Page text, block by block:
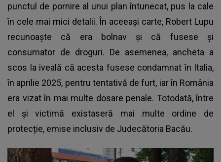
punctul de pornire al unui plan întunecat, pus la cale
în cele mai mici detalii. În aceeași carte, Robert Lupu
recunoaște că era bolnav și că fusese și
consumator de droguri. De asemenea, ancheta a
scos la iveală că acesta fusese condamnat în Italia,
în aprilie 2025, pentru tentativă de furt, iar în România
era vizat în mai multe dosare penale. Totodată, între
el și victimă existaseră mai multe ordine de
protecție, emise inclusiv de Judecătoria Bacău.